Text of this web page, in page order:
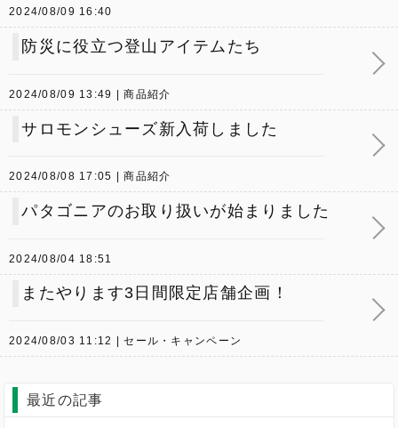
2024/08/09 16:40
防災に役立つ登山アイテムたち
2024/08/09 13:49 商品紹介
サロモンシューズ新入荷しました
2024/08/08 17:05 商品紹介
パタゴニアのお取り扱いが始まりました
2024/08/04 18:51
またやります3日間限定店舗企画！
2024/08/03 11:12 セール・キャンペーン
最近の記事